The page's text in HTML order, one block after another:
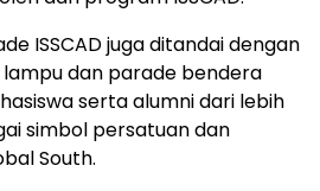
ISSCAD juga ditandai dengan
dan parade bendera
serta alumni dari lebih
simbol persatuan dan
South.